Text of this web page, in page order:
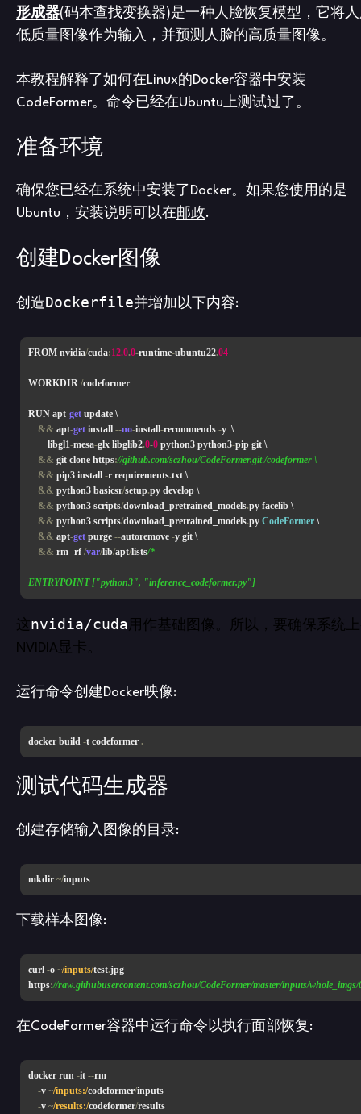
形成器(码本查找变换器)是一种人脸恢复模型，它将
低质量图像作为输入，并预测人脸的高质量图像。
本教程解释了如何在Linux的Docker容器中安装
CodeFormer。命令已经在Ubuntu上测试过了。
准备环境
确保您已经在系统中安装了Docker。如果您使用的是
Ubuntu，安装说明可以在邮政.
创建Docker图像
创造Dockerfile并增加以下内容:
FROM nvidia/cuda:12.0.0-runtime-ubuntu22.04
WORKDIR /codeformer
RUN apt-get update \
&& apt-get install --no-install-recommends -y  \
        libgl1
-mesa-glx libglib2.0-0 python3 python3-pip git \
&& git clone https://github.com/sczhou/CodeFormer.git /codeformer \
&& pip3 install -r requirements.txt \
&& python3 basicsr/setup.py develop \
&& python3 scripts/download_pretrained_models.py facelib \
&& python3 scripts/download_pretrained_models.py CodeFormer \
&& apt-get purge --autoremove -y git \
&& rm -rf /var/lib/apt/lists/*
ENTRYPOINT ["python3", "inference_codeformer.py"]
这nvidia/cuda用作基础图像。所以，要确保系统
NVIDIA显卡。
运行命令创建Docker映像:
docker build -t codeformer .
测试代码生成器
创建存储输入图像的目录:
mkdir ~/inputs
下载样本图像:
curl -o ~/inputs/test.jpg
https://raw.githubusercontent.com/sczhou/CodeFormer/master/inputs/whole_imgs/
在CodeFormer容器中运行命令以执行面部恢复:
docker run -it --rm
-v ~/inputs:/codeformer/inputs
-v ~/results:/codeformer/results